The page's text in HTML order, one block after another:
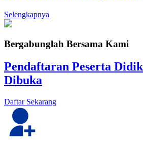
Selengkapnya
Bergabunglah Bersama Kami
Pendaftaran Peserta
Dibuka
Daftar Sekarang